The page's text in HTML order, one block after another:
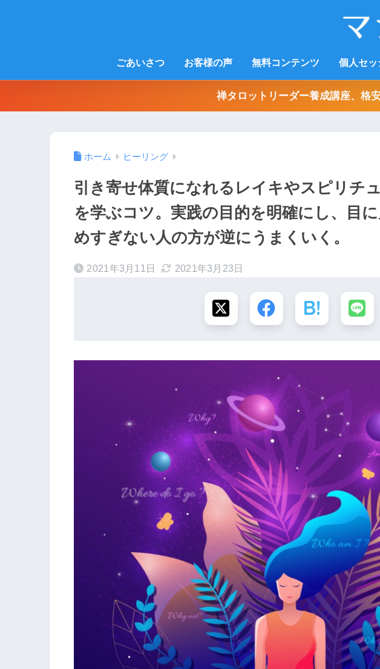
ごあいさつ お客様の声 無料コンテンツ 個人セッ
禅タロットリーダー養成講座、格
ホーム ヒーリング
引き寄せ体質になれるレイキやスピリチ
を学ぶコツ。実践の目的を明確にし、目
めすぎない人の方が逆にうまくいく。
2021年3月11日 2021年3月23日